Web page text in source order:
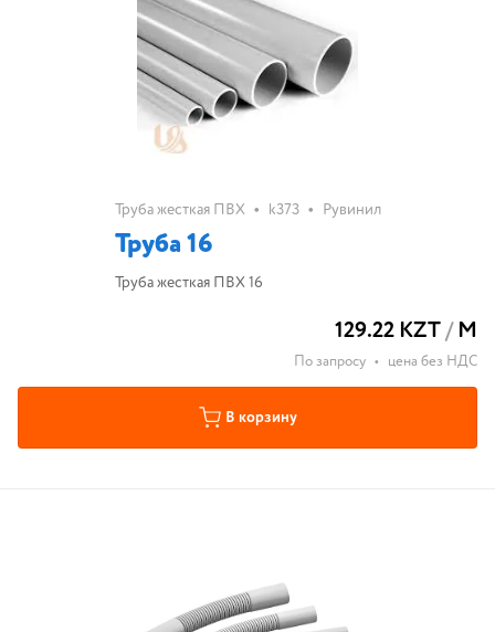
Труба жесткая ПВХ • k373 • Рувинил
Труба 16
Труба жесткая ПВХ 16
129.22 KZT/М
По запросу • цена без НДС
В корзину